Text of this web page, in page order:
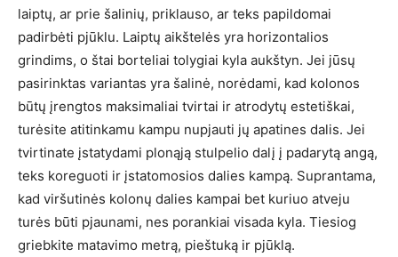
laiptų, ar prie šalinių, priklauso, ar teks papildomai
padirbėti pjūklu. Laiptų aikštelės yra horizontalios
grindims, o štai borteliai tolygiai kyla aukštyn. Jei jūsų
pasirinktas variantas yra šalinė, norėdami, kad kolonos
būtų įrengtos maksimaliai tvirtai ir atrodytų estetiškai,
turėsite atitinkamu kampu nupjauti jų apatines dalis. Jei
tvirtinate įstatydami plonąją stulpelio dalį į padarytą angą,
teks koreguoti ir įstatomosios dalies kampą. Suprantama,
kad viršutinės kolonų dalies kampai bet kuriuo atveju
turės būti pjaunami, nes porankiai visada kyla. Tiesiog
griebkite matavimo metrą, pieštuką ir pjūklą.